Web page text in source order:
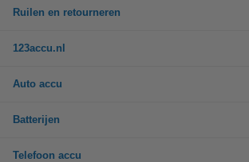
Ruilen en retourneren
123accu.nl
Auto accu
Batterijen
Telefoon accu